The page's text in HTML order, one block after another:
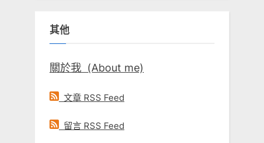
字:
其他
關於我 (About me)
文章 RSS Feed
留言 RSS Feed